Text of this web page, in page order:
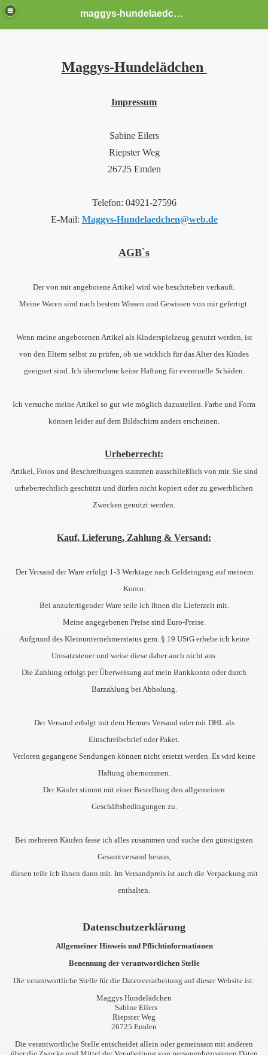
maggys-hundelaedchen
Maggys-Hundelädchen
Impressum
Sabine Eilers
Riepster Weg
26725 Emden
Telefon: 04921-27596
E-Mail: Maggys-Hundelaedchen@web.de
AGB`s
Der von mir angebotene Artikel wird wie beschrieben verkauft.
Meine Waren sind nach bestem Wissen und Gewissen von mir gefertigt.
Wenn meine angebotenen Artikel als Kinderspielzeug genutzt werden, ist
von den Eltern selbst zu prüfen, ob sie wirklich für das Alter des Kindes
geeignet sind. Ich übernehme keine Haftung für eventuelle Schäden.
Ich versuche meine Artikel so gut wie möglich dazustellen. Farbe und Form
können leider auf dem Bildschirm anders erscheinen.
Urheberrecht:
Artikel, Fotos und Beschreibungen stammen ausschließlich von mir. Sie sind
urheberrechtlich geschützt und dürfen nicht kopiert oder zu gewerblichen
Zwecken genutzt werden.
Kauf, Lieferung, Zahlung & Versand:
Der Versand der Ware erfolgt 1-3 Werktage nach Geldeingang auf meinem
Konto.
Bei anzufertigender Ware teile ich ihnen die Lieferzeit mit.
Meine angegebenen Preise sind Euro-Preise.
Aufgrund des Kleinunternehmerstatus gem. § 19 UStG erhebe ich keine
Umsatzsteuer und weise diese daher auch nicht aus.
Die Zahlung erfolgt per Überweisung auf mein Bankkonto oder durch
Barzahlung bei Abholung.
Der Versand erfolgt mit dem Hermes Versand oder mit DHL als
Einschreibebrief oder Paket.
Verloren gegangene Sendungen können nicht ersetzt werden. Es wird keine
Haftung übernommen.
Der Käufer stimmt mit einer Bestellung den allgemeinen
Geschäftsbedingungen zu.
Bei mehreren Käufen fasse ich alles zusammen und suche den günstigsten
Gesamtversand heraus,
diesen teile ich ihnen dann mit. Im Versandpreis ist auch die Verpackung mit
enthalten.
Datenschutzerklärung
Allgemeiner Hinweis und Pflichtinformationen
Benennung der verantwortlichen Stelle
Die verantwortliche Stelle für die Datenverarbeitung auf dieser Website ist:
Maggys Hundelädchen
Sabine Eilers
Riepster Weg
26725 Emden
Die verantwortliche Stelle entscheidet allein oder gemeinsam mit anderen
Hunde